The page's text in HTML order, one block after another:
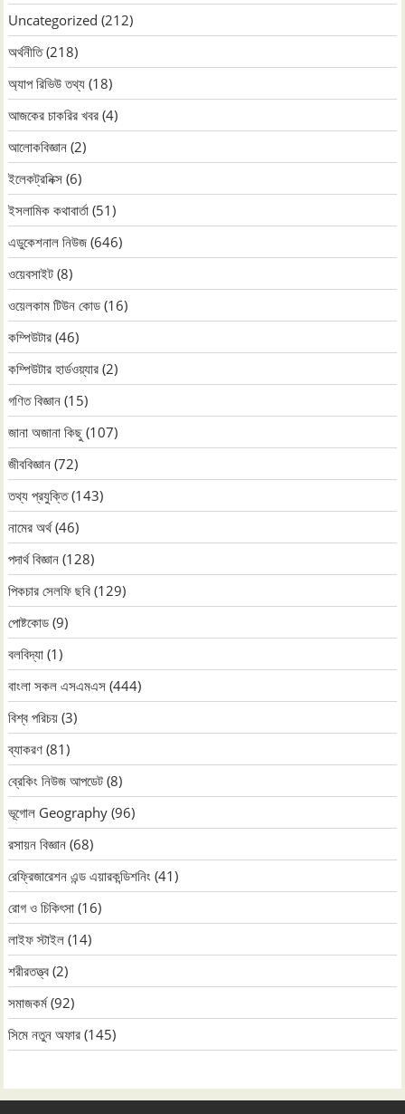
Uncategorized (212)
অর্থনীতি(218)
অ্যাপ রিভিউ তথ্য (18)
আজকের চাকরির খবর (4)
আলোকবিজ্ঞান (2)
ইলেকট্রনিক্স (6)
ইসলামিক কথাবার্তা (51)
এডুকেশনাল নিউজ (646)
ওয়েবসাইট (8)
ওয়েলকাম টিউন কোড (16)
কম্পিউটার (46)
কম্পিউটার হার্ডওয়্যার (2)
গণিত বিজ্ঞান (15)
জানা অজানা কিছু (107)
জীববিজ্ঞান (72)
তথ্য প্রযুক্তি(143)
নামের অর্থ(46)
পদার্থ বিজ্ঞান (128)
পিকচার সেলফি ছবি (129)
পোষ্টকোড (9)
বলবিদ্যা (1)
বাংলা সকল এসএমএস (444)
বিশ্ব পরিচয় (3)
ব্যাকরণ (81)
ব্রেকিং নিউজ আপডেট (8)
ভূগোল Geography (96)
রসায়ন বিজ্ঞান (68)
রেফ্রিজারেশন এন্ড এয়ারকন্ডিশনিং (41)
রোগ ও চিকিৎসা (16)
লাইফ স্টাইল (14)
শরীরতত্ত্ব (2)
সমাজকর্ম(92)
সিমে নতুন ‍অফার (145)